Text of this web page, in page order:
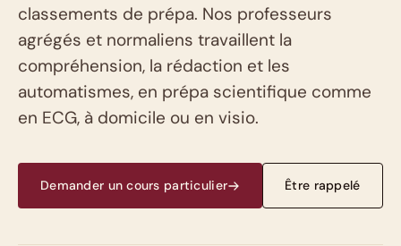
classements de prépa. Nos professeurs
agrégés et normaliens travaillent la
compréhension, la rédaction et les
automatismes, en prépa scientifique comme
en ECG, à domicile ou en visio.
Demander un cours particulier Être rappelé